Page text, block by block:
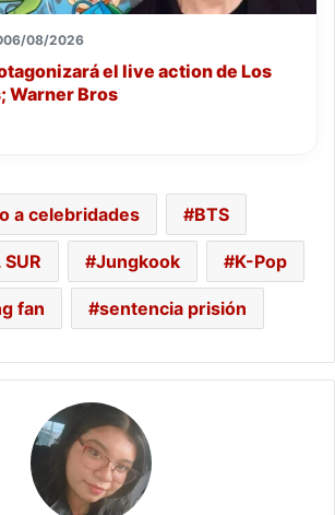
06/08/2026
el live action de Los
Warner Bros
a celebridades BTS
Jungkook K-Pop
fan sentencia prisión